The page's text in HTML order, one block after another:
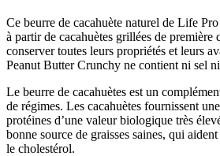
Ce beurre de cacahuète naturel de Life
à partir de cacahuètes grillées de première
conserver toutes leurs propriétés et leurs
Peanut Butter Crunchy ne contient ni sel
Le beurre de cacahuètes est un
de régimes. Les cacahuètes fournissent
protéines d’une valeur biologique très
bonne source de graisses saines, qui
le cholestérol.